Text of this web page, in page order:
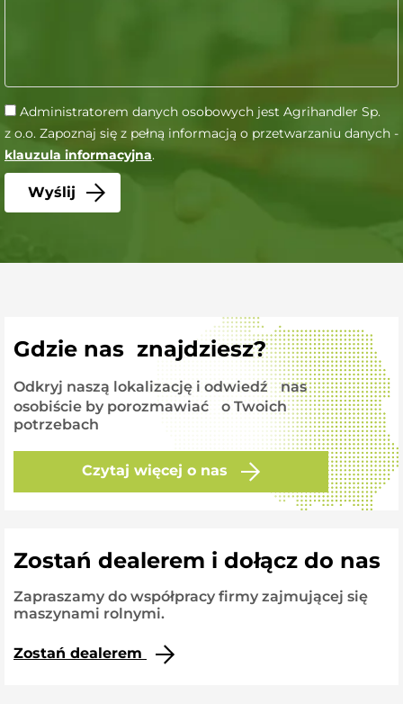
Administratorem danych osobowych jest Agrihandler Sp.
z o.o. Zapoznaj się z pełną informacją o przetwarzaniu danych -
klauzula informacyjna.
Gdzie nas znajdziesz?
Odkryj naszą lokalizację i odwiedź nas
osobiście by porozmawiać o Twoich
potrzebach
Czytaj więcej o nas
Zostań dealerem i dołącz do nas
Zapraszamy do współpracy firmy zajmującej się
maszynami rolnymi.
Zostań dealerem